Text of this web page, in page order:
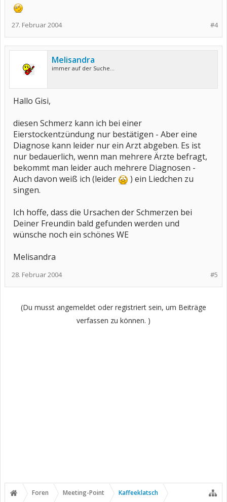
#4
27. Februar 2004
Melisandra
immer auf der Suche...
Hallo Gisi,
diesen Schmerz kann ich bei einer
Eierstockentzündung nur bestätigen - Aber eine
Diagnose kann leider nur ein Arzt abgeben. Es ist
nur bedauerlich, wenn man mehrere Ärzte befragt,
bekommt man leider auch mehrere Diagnosen -
Auch davon weiß ich (leider
) ein Liedchen zu
singen.
Ich hoffe, dass die Ursachen der Schmerzen bei
Deiner Freundin bald gefunden werden und
wünsche noch ein schönes WE
Melisandra
#5
28. Februar 2004
(Du musst angemeldet oder registriert sein, um Beiträge
verfassen zu können. )
Foren Meeting-Point Kaffeeklatsch